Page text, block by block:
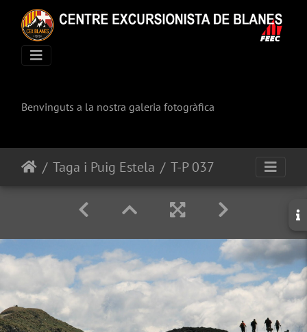
Benvinguts a la nostra galeria fotogràfica
Taga i Puig Estela T-P 037